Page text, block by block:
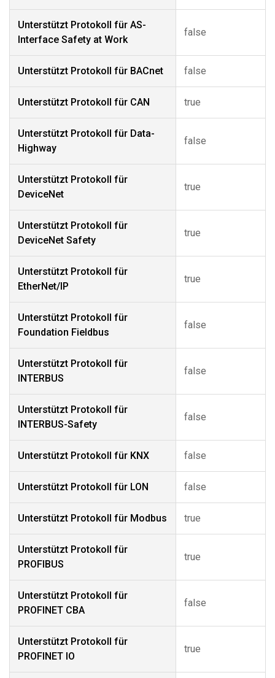
Unterstützt Protokoll für AS-
Interface Safety at Work
false
Unterstützt Protokoll für BACnet false
Unterstützt Protokoll für CAN true
Unterstützt Protokoll für Data-
Highway
false
Unterstützt Protokoll für
DeviceNet
true
Unterstützt Protokoll für
DeviceNet Safety
true
Unterstützt Protokoll für
EtherNet/IP
true
Unterstützt Protokoll für
Foundation Fieldbus
false
Unterstützt Protokoll für
INTERBUS
false
Unterstützt Protokoll für
INTERBUS-Safety
false
Unterstützt Protokoll für KNX false
Unterstützt Protokoll für LON false
Unterstützt Protokoll für Modbus true
Unterstützt Protokoll für
PROFIBUS
true
Unterstützt Protokoll für
PROFINET CBA
false
Unterstützt Protokoll für
PROFINET IO
true